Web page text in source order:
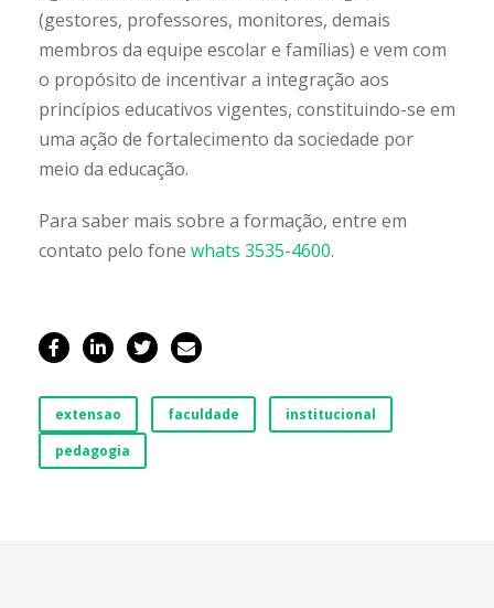
(gestores, professores, monitores, demais
membros da equipe escolar e famílias) e vem com
o propósito de incentivar a integração aos
princípios educativos vigentes, constituindo-se em
uma ação de fortalecimento da sociedade por
meio da educação.
Para saber mais sobre a formação, entre em
contato pelo fone whats 3535-4600.
extensao faculdade
institucional
pedagogia